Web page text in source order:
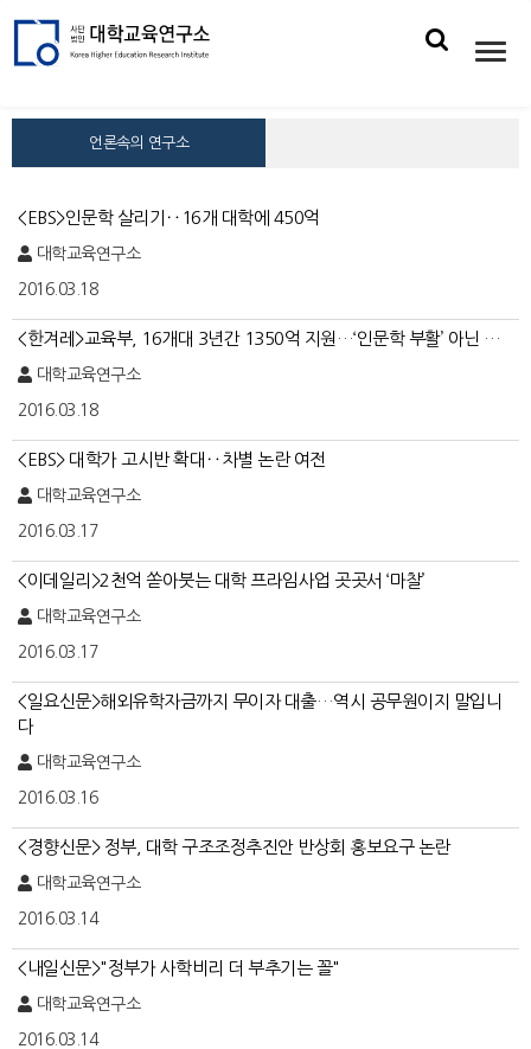
언론속의 연구소
<EBS>인문학 살리기‥16개 대학에 450억
대학교육연구소
2016.03.18
<한겨레>교육부, 16개대 3년간 1350억 지원…‘인문학 부활’ 아닌 …
대학교육연구소
2016.03.18
<EBS> 대학가 고시반 확대‥차별 논란 여전
대학교육연구소
2016.03.17
<이데일리>2천억 쏟아붓는 대학 프라임사업 곳곳서 ‘마찰’
대학교육연구소
2016.03.17
<일요신문>해외유학자금까지 무이자 대출…역시 공무원이지 말입니
다
대학교육연구소
2016.03.16
<경향신문> 정부, 대학 구조조정추진안 반상회 홍보요구 논란
대학교육연구소
2016.03.14
<내일신문>"정부가 사학비리 더 부추기는 꼴"
대학교육연구소
2016.03.14